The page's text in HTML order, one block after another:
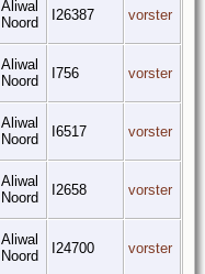
Aliwal
Noord
I26387 vorster
Aliwal
Noord
I756 vorster
Aliwal
Noord
I6517 vorster
Aliwal
Noord
I2658 vorster
Aliwal
Noord
I24700 vorster